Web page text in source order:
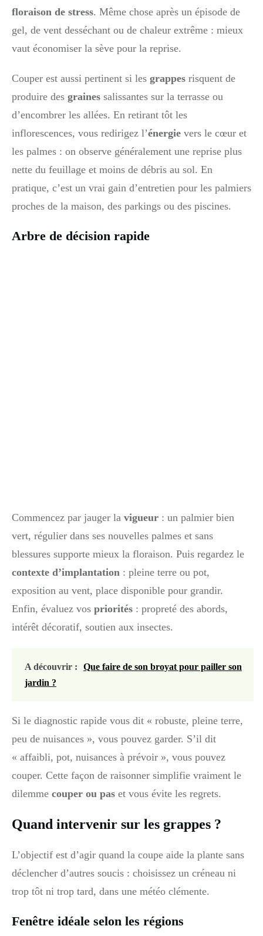
floraison de stress. Même chose après un épisode de
gel, de vent desséchant ou de chaleur extrême : mieux
vaut économiser la sève pour la reprise.
Couper est aussi pertinent si les grappes risquent de
produire des graines salissantes sur la terrasse ou
d’encombrer les allées. En retirant tôt les
inflorescences, vous redirigez l’énergie vers le cœur et
les palmes : on observe généralement une reprise plus
nette du feuillage et moins de débris au sol. En
pratique, c’est un vrai gain d’entretien pour les palmiers
proches de la maison, des parkings ou des piscines.
Arbre de décision rapide
Commencez par jauger la vigueur : un palmier bien
vert, régulier dans ses nouvelles palmes et sans
blessures supporte mieux la floraison. Puis regardez le
contexte d’implantation : pleine terre ou pot,
exposition au vent, place disponible pour grandir.
Enfin, évaluez vos priorités : propreté des abords,
intérêt décoratif, soutien aux insectes.
A découvrir :
Que faire de son broyat pour pailler son
jardin ?
Si le diagnostic rapide vous dit « robuste, pleine terre,
peu de nuisances », vous pouvez garder. S’il dit
« affaibli, pot, nuisances à prévoir », vous pouvez
couper. Cette façon de raisonner simplifie vraiment le
dilemme couper ou pas et vous évite les regrets.
Quand intervenir sur les grappes ?
L’objectif est d’agir quand la coupe aide la plante sans
déclencher d’autres soucis : choisissez un créneau ni
trop tôt ni trop tard, dans une météo clémente.
Fenêtre idéale selon les régions